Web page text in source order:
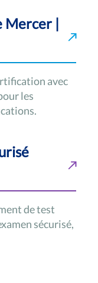
Mercer |
avec
les
de test
sécurisé,